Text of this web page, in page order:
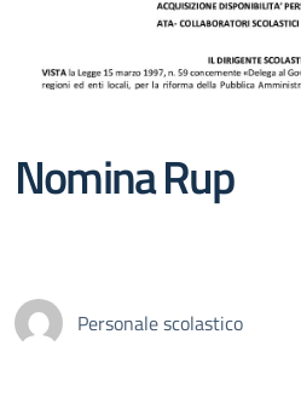
Nomina Rup
Personale scolastico